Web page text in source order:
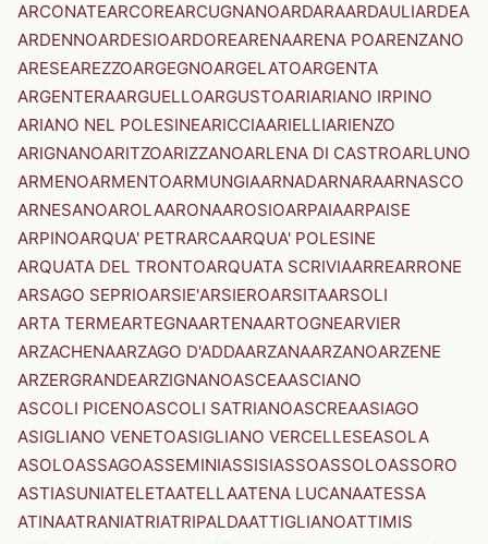
ARCONATEARCOREARCUGNANOARDARAARDAULIARDEA
ARDENNOARDESIOARDOREARENAARENA POARENZANO
ARESEAREZZOARGEGNOARGELATOARGENTA
ARGENTERAARGUELLOARGUSTOARIARIANO IRPINO
ARIANO NEL POLESINEARICCIAARIELLIARIENZO
ARIGNANOARITZOARIZZANOARLENA DI CASTROARLUNO
ARMENOARMENTOARMUNGIAARNADARNARAARNASCO
ARNESANOAROLAARONAAROSIOARPAIAARPAISE
ARPINOARQUA' PETRARCAARQUA' POLESINE
ARQUATA DEL TRONTOARQUATA SCRIVIAARREARRONE
ARSAGO SEPRIOARSIE'ARSIEROARSITAARSOLI
ARTA TERMEARTEGNAARTENAARTOGNEARVIER
ARZACHENAARZAGO D'ADDAARZANAARZANOARZENE
ARZERGRANDEARZIGNANOASCEAASCIANO
ASCOLI PICENOASCOLI SATRIANOASCREAASIAGO
ASIGLIANO VENETOASIGLIANO VERCELLESEASOLA
ASOLOASSAGOASSEMINIASSISIASSOASSOLOASSORO
ASTIASUNIATELETAATELLAATENA LUCANAATESSA
ATINAATRANIATRIATRIPALDAATTIGLIANOATTIMIS